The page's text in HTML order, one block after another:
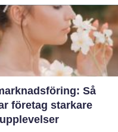
Så
företag starkare